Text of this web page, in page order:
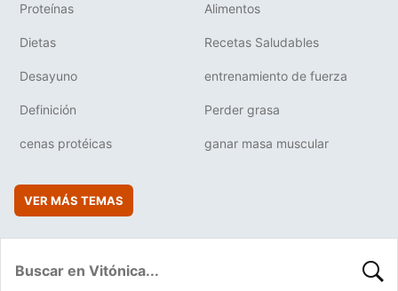
Proteínas Alimentos
Dietas Recetas Saludables
Desayuno entrenamiento de fuerza
Definición Perder grasa
cenas protéicas ganar masa muscular
VER MÁS TEMAS